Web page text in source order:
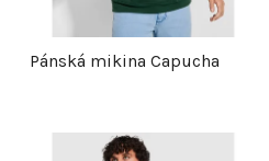
Pánská mikina Capucha